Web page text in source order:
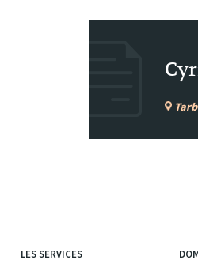
LES SERVICES